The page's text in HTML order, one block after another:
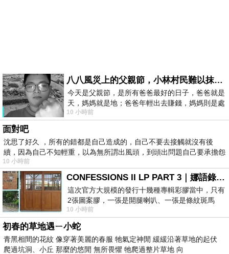
八八風災上的父親節，小林村民難以抹滅的痛
今天是父親節，是所有爸爸最好的日子，爸爸就是
天，媽媽就是地；爸爸年輕出去賺錢，媽媽則是處
理家務，職業不分高低貴賤，只有人品才
10 小時前
面對吧
沈思了好久 ，所有的錯都是自己造成的，自己不要去接觸就沒有後
續，因為自己不知輕重，以為無所謂出風頭，到頭出問題自己要承擔怨
不
10 小時前
CONFESSIONS II LP PART 3｜娜語錄II LP PART 3
這次官方大規模的發行十幾種專輯彩膠當中，只有
2張圖案膠，一張是開腿喇叭、一張是條紋斑馬
版；目前官網上只剩澳洲商店AU STORE
10 小時前
初春的草地遇ㄧ小蛇
青黑相間的花紋 像穿著美麗的春服 牠氣定神閒 緩緩沿著草地的起伏
爬過坑洞、小丘 那麼的悠閒 無所畏懼 牠爬過整片草地 向